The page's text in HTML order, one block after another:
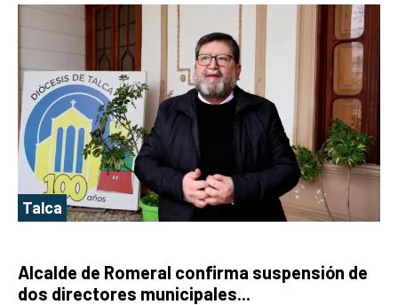
Talca
Alcalde de Romeral confirma suspensión de
dos directores municipales...